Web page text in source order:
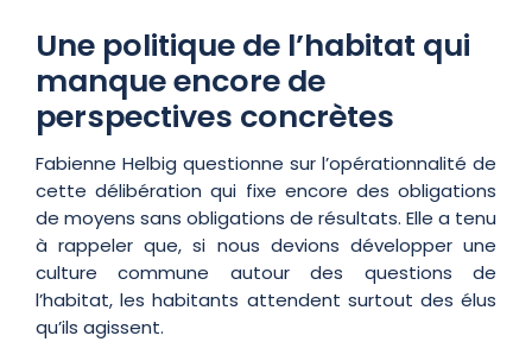
Une politique de l’habitat qui
manque encore de
perspectives concrètes
Fabienne Helbig questionne sur l’opérationnalité de
cette délibération qui fixe encore des obligations
de moyens sans obligations de résultats. Elle a tenu
à rappeler que, si nous devions développer une
culture commune autour des questions de
l’habitat, les habitants attendent surtout des élus
qu’ils agissent.